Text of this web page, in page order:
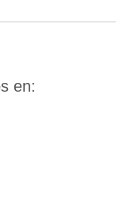
en: